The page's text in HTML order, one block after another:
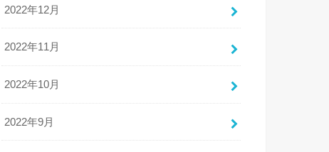
2022年12月
2022年11月
2022年10月
2022年9月